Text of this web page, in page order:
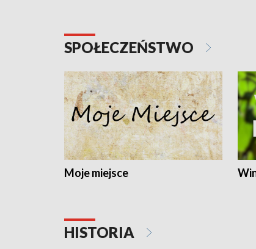
SPOŁECZEŃSTWO
Moje miejsce
HISTORIA